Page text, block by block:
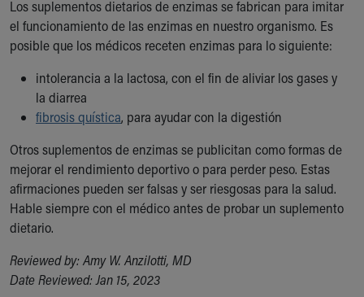
Los suplementos dietarios de enzimas se fabrican para imitar
el funcionamiento de las enzimas en nuestro organismo. Es
posible que los médicos receten enzimas para lo siguiente:
intolerancia a la lactosa, con el fin de aliviar los gases y
la diarrea
fibrosis quística, para ayudar con la digestión
Otros suplementos de enzimas se publicitan como formas de
mejorar el rendimiento deportivo o para perder peso. Estas
afirmaciones pueden ser falsas y ser riesgosas para la salud.
Hable siempre con el médico antes de probar un suplemento
dietario.
Reviewed by: Amy W. Anzilotti, MD
Date Reviewed: Jan 15, 2023